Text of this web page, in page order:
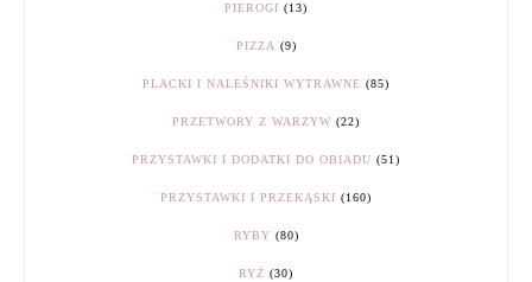
PIEROGI (13)
PIZZA (9)
PLACKI I NALEŚNIKI WYTRAWNE (85)
PRZETWORY Z WARZYW (22)
PRZYSTAWKI I DODATKI DO OBIADU (51)
PRZYSTAWKI I PRZEKĄSKI (160)
RYBY (80)
RYŻ (30)